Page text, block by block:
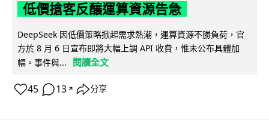
低價搶客反釀運算資源告急
DeepSeek 因低價策略掀起需求熱潮，運算資源不勝負荷，官
方於 8 月 6 日宣布即將大幅上調 API 收費，惟未公布具體加
幅。事件與...
閱讀全文
45 13 ↗ 分享